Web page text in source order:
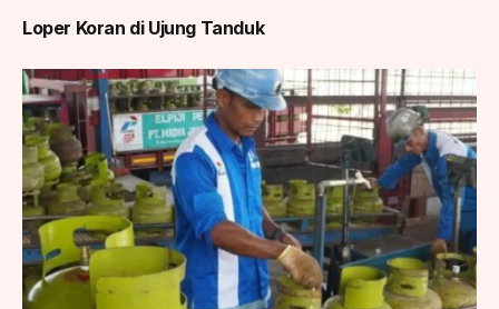
Loper Koran di Ujung Tanduk